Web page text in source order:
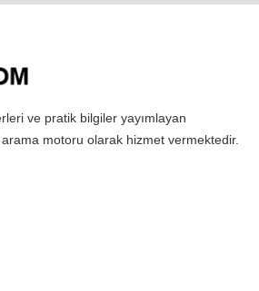
ve pratik bilgiler yayımlayan
motoru olarak hizmet vermektedir.